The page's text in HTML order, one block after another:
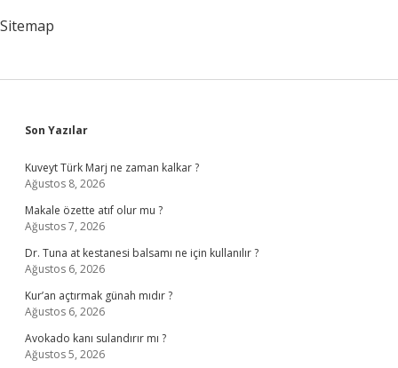
Sitemap
Sidebar
Son Yazılar
Kuveyt Türk Marj ne zaman kalkar ?
Ağustos 8, 2026
Makale özette atıf olur mu ?
Ağustos 7, 2026
Dr. Tuna at kestanesi balsamı ne için kullanılır ?
Ağustos 6, 2026
Kur’an açtırmak günah mıdır ?
Ağustos 6, 2026
Avokado kanı sulandırır mı ?
Ağustos 5, 2026